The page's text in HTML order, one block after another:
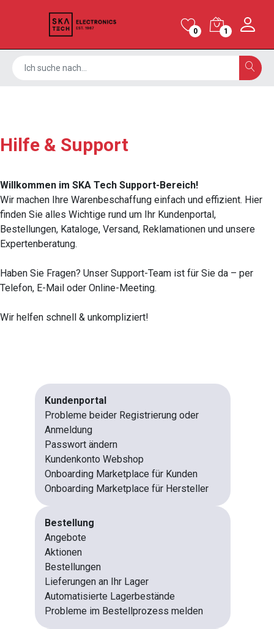
0 1
Hilfe & Support
Willkommen im SKA Tech Support-Bereich!
Wir machen Ihre Warenbeschaffung einfach und effizient. Hier
finden Sie alles Wichtige rund um Ihr Kundenportal,
Bestellungen, Kataloge, Versand, Reklamationen und unsere
Expertenberatung.
Haben Sie Fragen? Unser Support-Team ist für Sie da – per
Telefon, E-Mail oder Online-Meeting.
Wir helfen schnell & unkompliziert!
Kundenportal
Probleme beider Registrierung oder
Anmeldung
Passwort ändern
Kundenkonto Webshop
Onboarding Marketplace für Kunden
Onboarding Marketplace für Hersteller
Bestellung
Angebote
Aktionen
Bestellungen
Lieferungen an Ihr Lager
Automatisierte Lagerbestände
Probleme im Bestellprozess melden